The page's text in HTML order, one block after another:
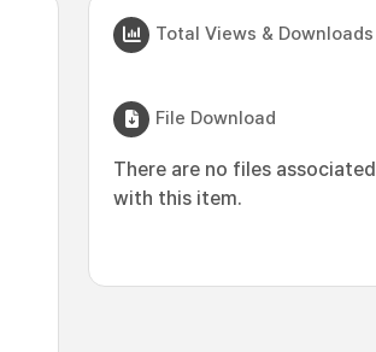
Total Views & Downloads
File Download
There are no files associated
with this item.